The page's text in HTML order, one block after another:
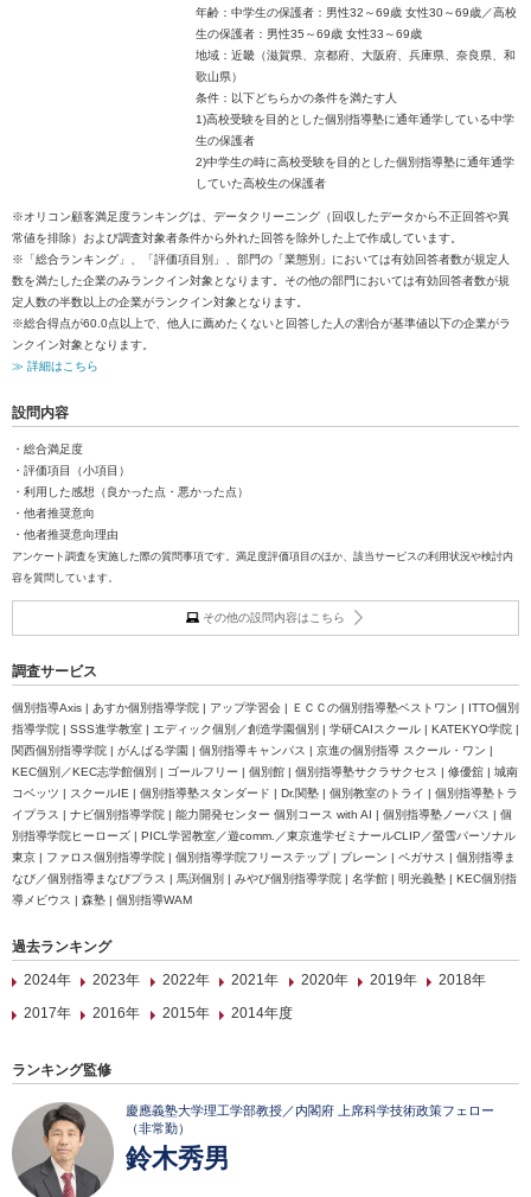
年齢：中学生の保護者：男性32～69歳 女性30～69歳／高校
生の保護者：男性35～69歳 女性33～69歳
地域：近畿（滋賀県、京都府、大阪府、兵庫県、奈良県、和
歌山県）
条件：以下どちらかの条件を満たす人
1)高校受験を目的とした個別指導塾に通年通学している中学
生の保護者
2)中学生の時に高校受験を目的とした個別指導塾に通年通学
していた高校生の保護者
※オリコン顧客満足度ランキングは、データクリーニング（回収したデータから不正回答や異
常値を排除）および調査対象者条件から外れた回答を除外した上で作成しています。
※「総合ランキング」、「評価項目別」、部門の「業態別」においては有効回答者数が規定人
数を満たした企業のみランクイン対象となります。その他の部門においては有効回答者数が規
定人数の半数以上の企業がランクイン対象となります。
※総合得点が60.0点以上で、他人に薦めたくないと回答した人の割合が基準値以下の企業がラ
ンクイン対象となります。
≫ 詳細はこちら
設問内容
・総合満足度
・評価項目（小項目）
・利用した感想（良かった点・悪かった点）
・他者推奨意向
・他者推奨意向理由
アンケート調査を実施した際の質問事項です。満足度評価項目のほか、該当サービスの利用状況や検討内
容を質問しています。
その他の設問内容はこちら
調査サービス
個別指導Axis | あすか個別指導学院 | アップ学習会 | ＥＣＣの個別指導塾ベストワン | ITTO個別
指導学院 | SSS進学教室 | エディック個別／創造学園個別 | 学研CAIスクール | KATEKYO学院 |
関西個別指導学院 | がんばる学園 | 個別指導キャンパス | 京進の個別指導 スクール・ワン |
KEC個別／KEC志学館個別 | ゴールフリー | 個別館 | 個別指導塾サクラサクセス | 修優舘 | 城南
コベッツ | スクールIE | 個別指導塾スタンダード | Dr.関塾 | 個別教室のトライ | 個別指導塾トラ
イプラス | ナビ個別指導学院 | 能力開発センター 個別コース with AI | 個別指導塾ノーバス | 個
別指導学院ヒーローズ | PICL学習教室／遊comm.／東京進学ゼミナールCLIP／螢雪パーソナル
東京 | ファロス個別指導学院 | 個別指導学院フリーステップ | ブレーン | ペガサス | 個別指導ま
なび／個別指導まなびプラス | 馬渕個別 | みやび個別指導学院 | 名学館 | 明光義塾 | KEC個別指
導メビウス | 森塾 | 個別指導WAM
過去ランキング
2024年
2023年 2022年 2021年 2020年 2019年
2018年
2017年
2016年 2015年 2014年度
ランキング監修
慶應義塾大学理工学部教授／内閣府 上席科学技術政策フェロー
（非常勤）
鈴木秀男